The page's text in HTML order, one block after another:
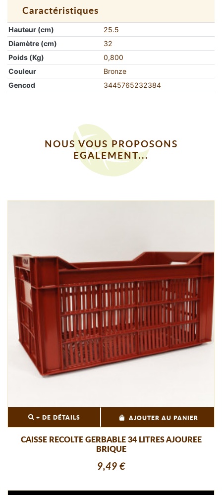
Caractéristiques
Hauteur (cm)
25.5
Diamètre (cm)
32
Poids (Kg)
0,800
Couleur
Bronze
Gencod
3445765232384
NOUS VOUS PROPOSONS
EGALEMENT...
+ DE DÉTAILS AJOUTER AU PANIER
CAISSE RECOLTE GERBABLE 34 LITRES AJOUREE
BRIQUE
9,49 €